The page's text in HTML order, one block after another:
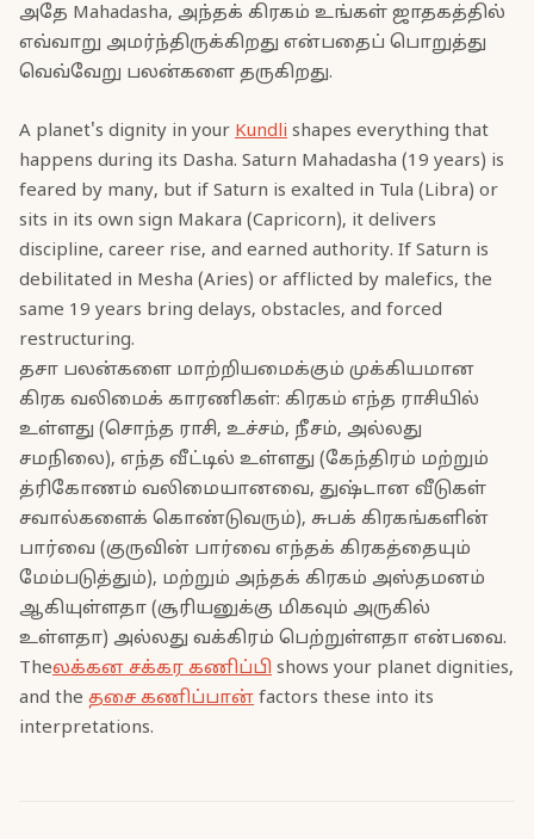
அதே Mahadasha, அந்தக் கிரகம் உங்கள் ஜாதகத்தில்
எவ்வாறு அமர்ந்திருக்கிறது என்பதைப் பொறுத்து
வெவ்வேறு பலன்களை தருகிறது.
A planet's dignity in your Kundli shapes everything that
happens during its Dasha. Saturn Mahadasha (19 years) is
feared by many, but if Saturn is exalted in Tula (Libra) or
sits in its own sign Makara (Capricorn), it delivers
discipline, career rise, and earned authority. If Saturn is
debilitated in Mesha (Aries) or afflicted by malefics, the
same 19 years bring delays, obstacles, and forced
restructuring.
தசா பலன்களை மாற்றியமைக்கும் முக்கியமான
கிரக வலிமைக் காரணிகள்: கிரகம் எந்த ராசியில்
உள்ளது (சொந்த ராசி, உச்சம், நீசம், அல்லது
சமநிலை), எந்த வீட்டில் உள்ளது (கேந்திரம் மற்றும்
த்ரிகோணம் வலிமையானவை, துஷ்டான வீடுகள்
சவால்களைக் கொண்டுவரும்), சுபக் கிரகங்களின்
பார்வை (குருவின் பார்வை எந்தக் கிரகத்தையும்
மேம்படுத்தும்), மற்றும் அந்தக் கிரகம் அஸ்தமனம்
ஆகியுள்ளதா (சூரியனுக்கு மிகவும் அருகில்
உள்ளதா) அல்லது வக்கிரம் பெற்றுள்ளதா என்பவை.
Theலக்கன சக்கர கணிப்பி shows your planet dignities,
and the தசை கணிப்பான் factors these into its
interpretations.